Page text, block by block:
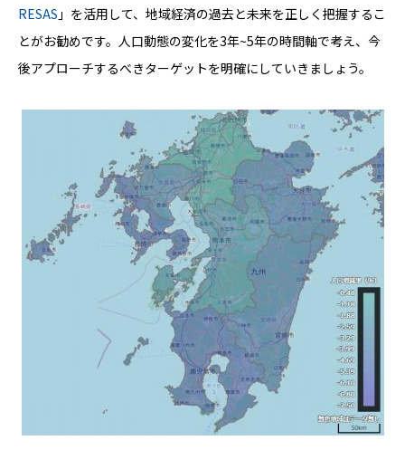
RESAS 」を活用して、地域経済の過去と未来を正しく把握するこ
とがお勧めです。人口動態の変化を3年~5年の時間軸で考え、今
後アプローチするべきターゲットを明確にしていきましょう。